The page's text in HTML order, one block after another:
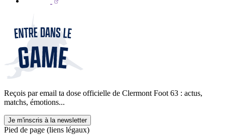
Reçois par email ta dose officielle de Clermont Foot 63 : actus,
matchs, émotions...
Je m'inscris à la newsletter
Pied de page (liens légaux)